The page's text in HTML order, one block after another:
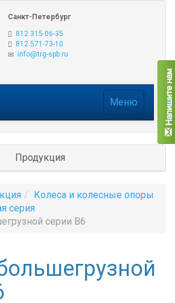
Санкт-Петербург
812 315-06-35
812 571-73-10
info@trg-spb.ru
Меню
Продукция
Колеса и колесные опоры
серия
серии B6